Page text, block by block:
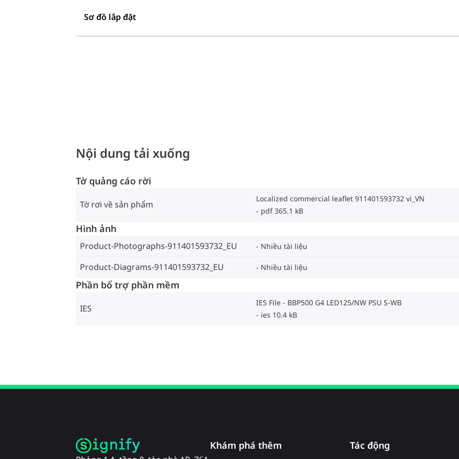
Sơ đồ lắp đặt
Nội dung tải xuống
Tờ quảng cáo rời
Tờ rơi về sản phẩm
Localized commercial leaflet 911401593732 vi_VN
pdf 365.1 kB
Hình ảnh
Product-Photographs-911401593732_EU Nhiều tài liệu
Product-Diagrams-911401593732_EU Nhiều tài liệu
Phần bổ trợ phần mềm
IES
IES File - BBP500 G4 LED125/NW PSU S-WB
ies 10.4 kB
Khám phá thêm Tác động